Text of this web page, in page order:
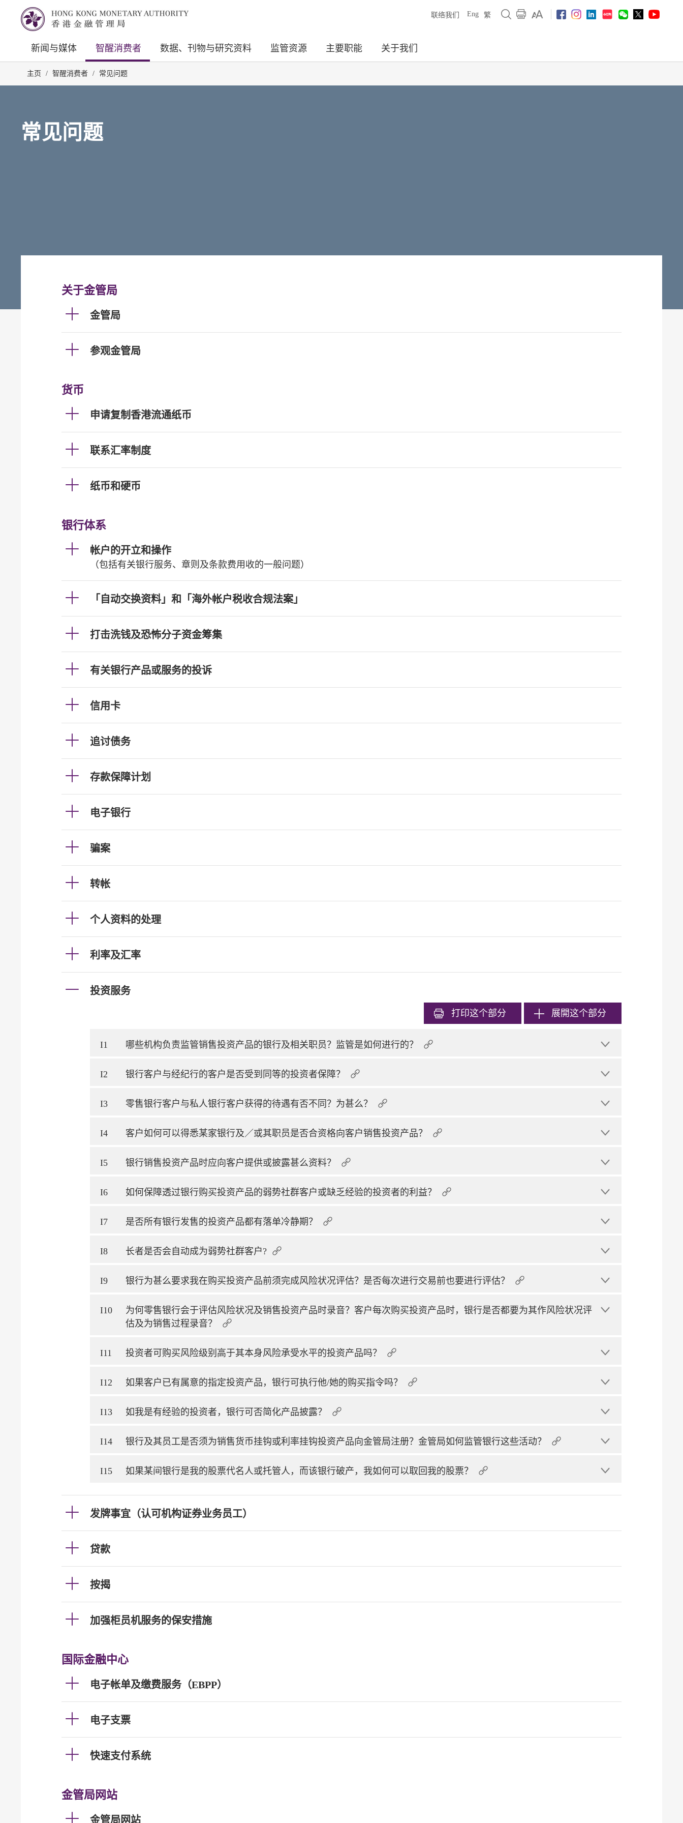
联络我们 Eng 繁
新闻与媒体 智醒消费者 数据、刊物与研究资料 监管资源 主要职能 关于我们
主页 / 智醒消费者 / 常见问题
常见问题
关于金管局
金管局
参观金管局
货币
申请复制香港流通纸币
联系汇率制度
纸币和硬币
银行体系
帐户的开立和操作
（包括有关银行服务、章则及条款费用收的一般问题）
「自动交换资料」和「海外帐户税收合规法案」
打击洗钱及恐怖分子资金筹集
有关银行产品或服务的投诉
信用卡
追讨债务
存款保障计划
电子银行
骗案
转帐
个人资料的处理
利率及汇率
投资服务
打印这个部分 展開这个部分
I1 哪些机构负责监管销售投资产品的银行及相关职员？监管是如何进行的？
I2 银行客户与经纪行的客户是否受到同等的投资者保障？
I3 零售银行客户与私人银行客户获得的待遇有否不同？为甚么？
I4 客户如何可以得悉某家银行及／或其职员是否合资格向客户销售投资产品？
I5 银行销售投资产品时应向客户提供或披露甚么资料？
I6 如何保障透过银行购买投资产品的弱势社群客户或缺乏经验的投资者的利益？
I7 是否所有银行发售的投资产品都有落单冷静期？
I8 长者是否会自动成为弱势社群客户?
I9 银行为甚么要求我在购买投资产品前须完成风险状况评估？是否每次进行交易前也要进行评估？
I10
为何零售银行会于评估风险状况及销售投资产品时录音？客户每次购买投资产品时，银行是否都要为其作风险状况评
估及为销售过程录音？
I11 投资者可购买风险级别高于其本身风险承受水平的投资产品吗？
I12 如果客户已有属意的指定投资产品，银行可执行他/她的购买指令吗？
I13 如我是有经验的投资者，银行可否简化产品披露？
I14 银行及其员工是否须为销售货币挂钩或利率挂钩投资产品向金管局注册？金管局如何监管银行这些活动？
I15 如果某间银行是我的股票代名人或托管人，而该银行破产，我如何可以取回我的股票？
发牌事宜（认可机构证券业务员工）
贷款
按揭
加强柜员机服务的保安措施
国际金融中心
电子帐单及缴费服务（EBPP）
电子支票
快速支付系统
金管局网站
金管局网站